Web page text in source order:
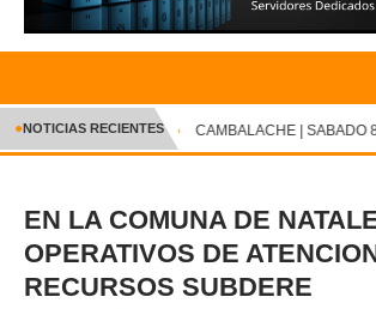
INICIO
CRÓNICA
DEPORTES
ENTRETENIMIENTO Y CULTURA
✕
●NOTICIAS RECIENTES CAMBALACHE | SABADO
EN LA COMUNA DE
OPERATIVOS DE
RECURSOS SUBDERE